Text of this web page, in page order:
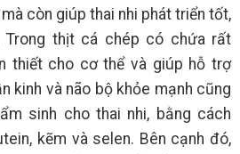
còn giúp thai nhi phát triển tốt,
Trong thịt cá chép có chứa rất
thiết cho cơ thể và giúp hỗ trợ
kinh và não bộ khỏe mạnh cũng
sinh cho thai nhi, bằng cách
kẽm và selen. Bên cạnh đó,